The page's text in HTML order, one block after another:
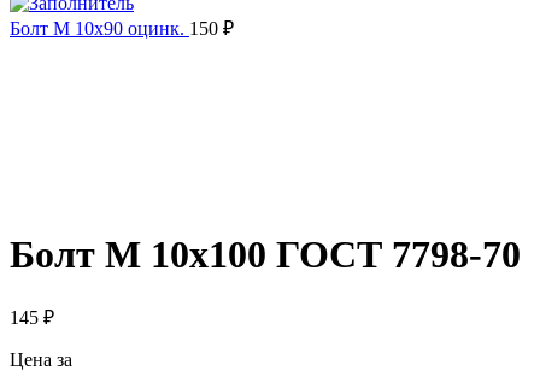
Болт М 10х90 оцинк. 150 ₽
Болт М 10х100 ГОСТ 7798-70
145 ₽
Цена за